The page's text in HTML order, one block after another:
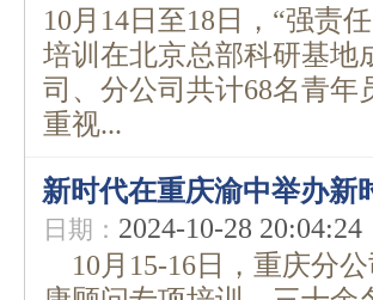
10月14日至18日，“强责
培训在北京总部科研基地
司、分公司共计68名青
重视...
新时代在重庆渝中举办新
日期： 2024-10-28 20:04:24
10月15-16日，重庆分